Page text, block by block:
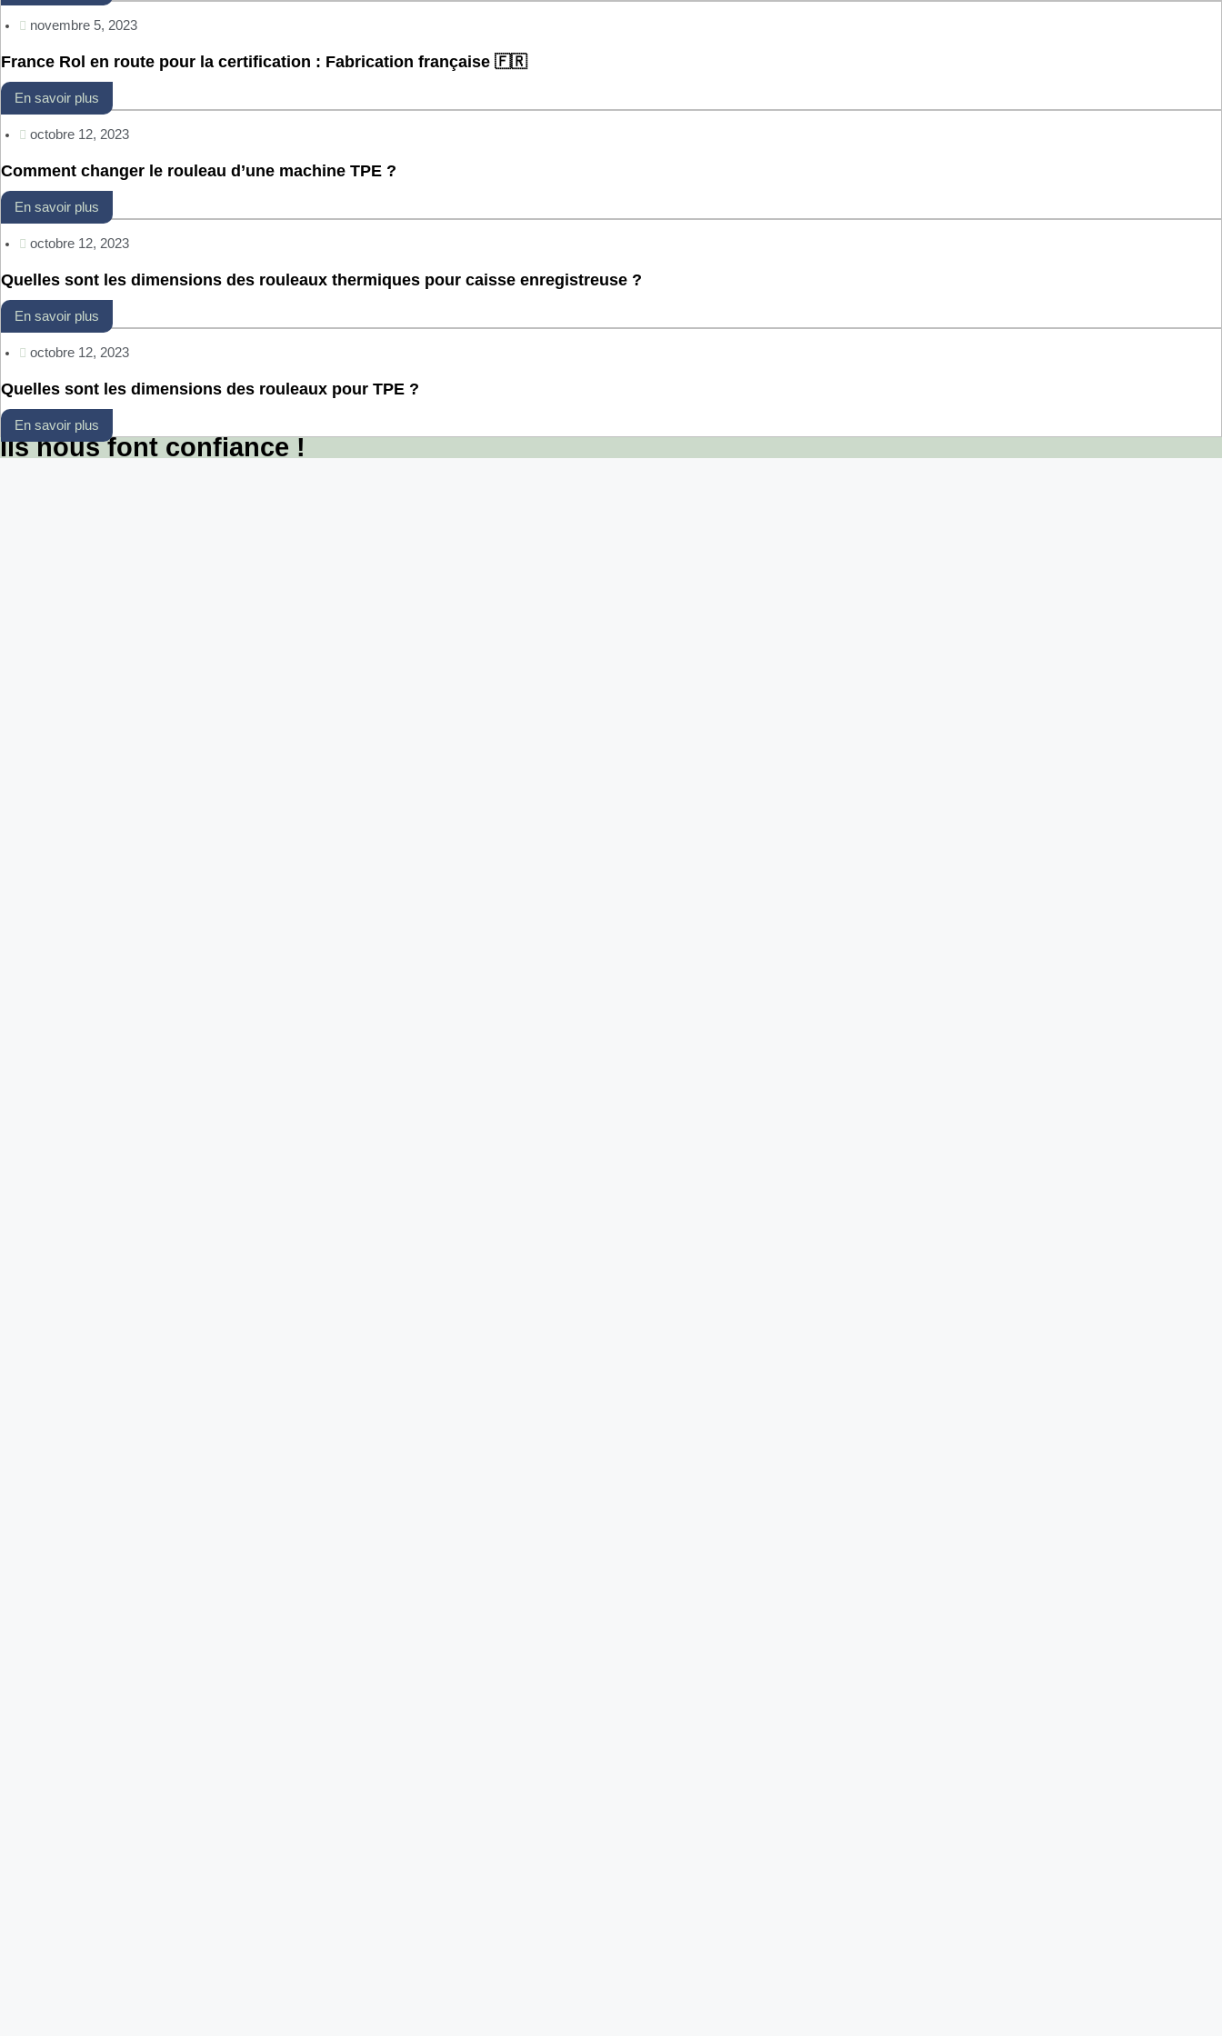
novembre 5, 2023
France Rol en route pour la certification : Fabrication française 🇫🇷
En savoir plus
octobre 12, 2023
Comment changer le rouleau d’une machine TPE ?
En savoir plus
octobre 12, 2023
Quelles sont les dimensions des rouleaux thermiques pour caisse enregistreuse ?
En savoir plus
octobre 12, 2023
Quelles sont les dimensions des rouleaux pour TPE ?
En savoir plus
Ils nous font confiance !